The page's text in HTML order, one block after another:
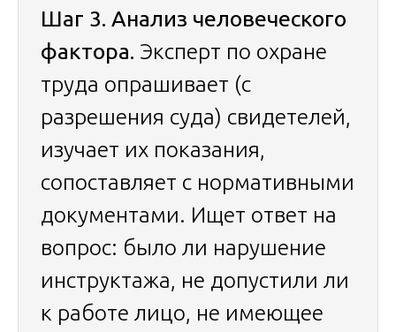
Шаг 3. Анализ человеческого
фактора. Эксперт по охране
труда опрашивает (с
разрешения суда) свидетелей,
изучает их показания,
сопоставляет с нормативными
документами. Ищет ответ на
вопрос: было ли нарушение
инструктажа, не допустили ли
к работе лицо, не имеющее